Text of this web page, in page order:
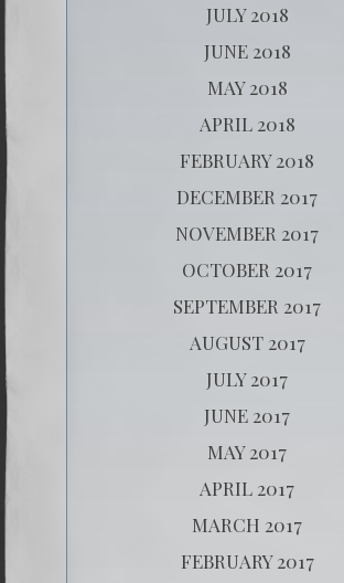
JULY 2018
JUNE 2018
MAY 2018
APRIL 2018
FEBRUARY 2018
DECEMBER 2017
NOVEMBER 2017
OCTOBER 2017
SEPTEMBER 2017
AUGUST 2017
JULY 2017
JUNE 2017
MAY 2017
APRIL 2017
MARCH 2017
FEBRUARY 2017